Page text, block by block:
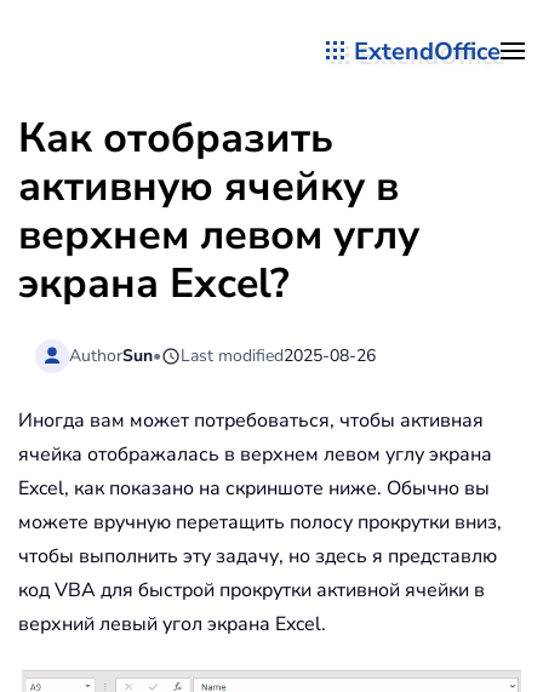
ExtendOffice
Как отобразить
активную ячейку в
верхнем левом углу
экрана Excel?
AuthorSun• Last modified2025-08-26
Иногда вам может потребоваться, чтобы активная
ячейка отображалась в верхнем левом углу экрана
Excel, как показано на скриншоте ниже. Обычно вы
можете вручную перетащить полосу прокрутки вниз,
чтобы выполнить эту задачу, но здесь я представлю
код VBA для быстрой прокрутки активной ячейки в
верхний левый угол экрана Excel.